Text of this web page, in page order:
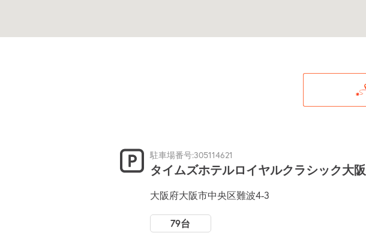
駐車場番号:305114621
タイムズホテルロイヤルクラシック大阪
大阪府大阪市中央区難波4-3
79台